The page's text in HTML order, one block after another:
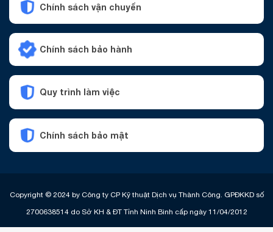
Chính sách vận chuyển
Chính sách bảo hành
Quy trình làm việc
Chính sách bảo mật
Copyright © 2024 by Công ty CP Kỹ thuật Dịch vụ Thành Công. GPĐKKD số
2700638514 do Sở KH & ĐT Tỉnh Ninh Bình cấp ngày 11/04/2012